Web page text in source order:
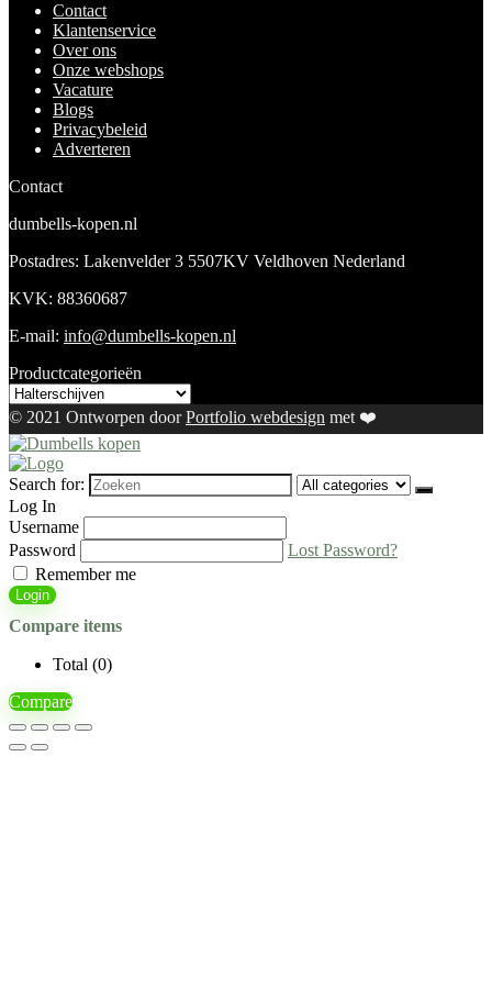
Contact
Klantenservice
Over ons
Onze webshops
Vacature
Blogs
Privacybeleid
Adverteren
Contact
dumbells-kopen.nl
Postadres: Lakenvelder 3 5507KV Veldhoven Nederland
KVK: 88360687
E-mail: info@dumbells-kopen.nl
Productcategorieën
© 2021 Ontworpen doorPortfolio webdesign met ❤️
Search for:
Log In
Username
Password
Lost Password?
Remember me
Login
Compare items
Total (0)
Compare